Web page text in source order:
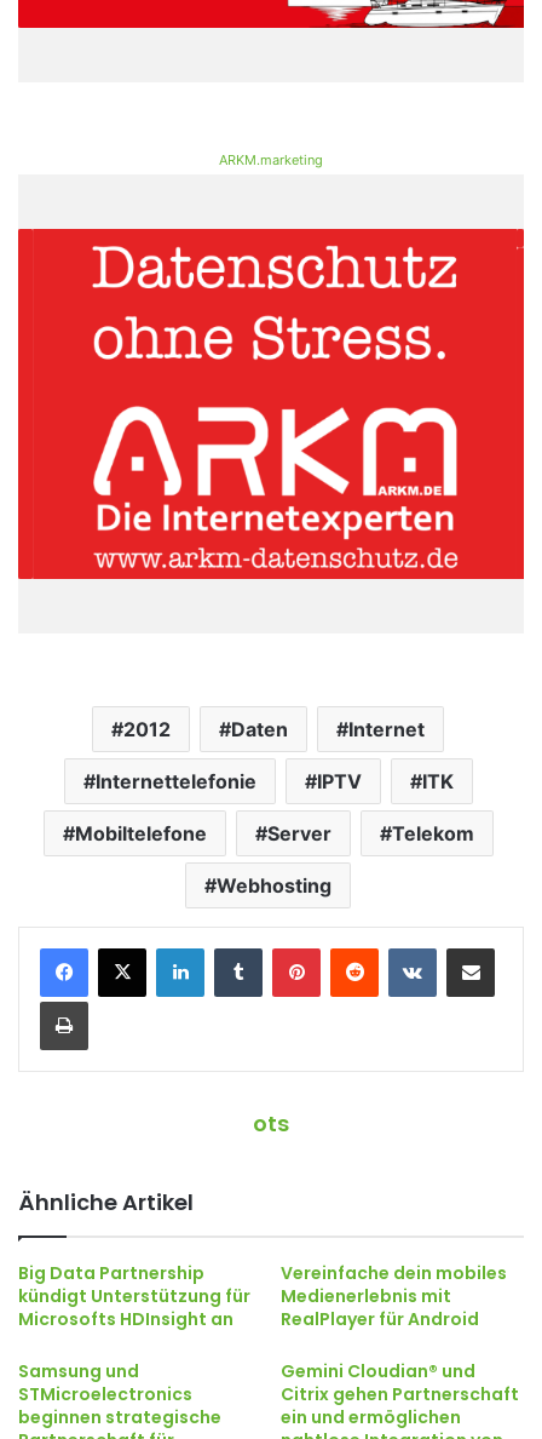
ARKM.marketing
2012 Daten Internet
Internettelefonie IPTV ITK
Mobiltelefone Server Telekom
Webhosting
ots
Ähnliche Artikel
Big Data Partnership
kündigt Unterstützung für
Microsofts HDInsight an
Vereinfache dein mobiles
Medienerlebnis mit
RealPlayer für Android
Samsung und
STMicroelectronics
beginnen strategische
Gemini Cloudian® und
Citrix gehen Partnerschaft
ein und ermöglichen